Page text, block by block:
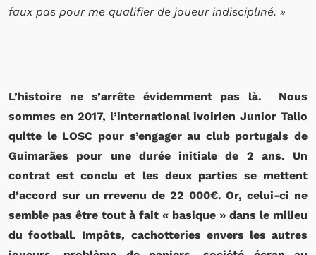
faux pas pour me qualifier de joueur indiscipliné. »
L’histoire ne s’arrête évidemment pas là. Nous
sommes en 2017, l’international ivoirien Junior Tallo
quitte le LOSC pour s’engager au club portugais de
Guimarães pour une durée initiale de 2 ans. Un
contrat est conclu et les deux parties se mettent
d’accord sur un rrevenu de 22 000€. Or, celui-ci ne
semble pas être tout à fait « basique » dans le milieu
du football. Impôts, cachotteries envers les autres